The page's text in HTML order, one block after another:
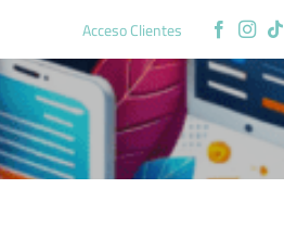
Acceso Clientes